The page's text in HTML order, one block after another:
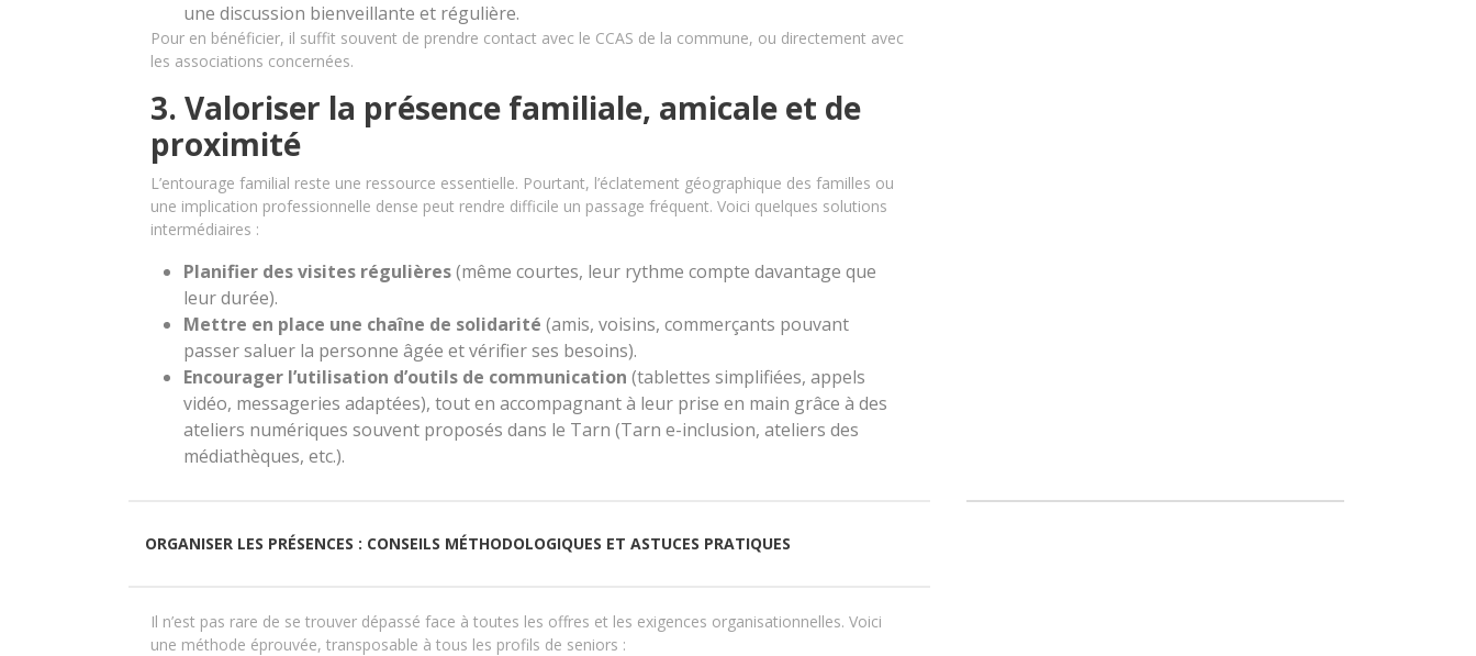
une discussion bienveillante et régulière.
Pour en bénéficier, il suffit souvent de prendre contact avec le CCAS de la commune, ou directement avec
les associations concernées.
3. Valoriser la présence familiale, amicale et de
proximité
L’entourage familial reste une ressource essentielle. Pourtant, l’éclatement géographique des familles ou
une implication professionnelle dense peut rendre difficile un passage fréquent. Voici quelques solutions
intermédiaires :
Planifier des visites régulières(même courtes, leur rythme compte davantage que
leur durée).
Mettre en place une chaîne de solidarité (amis, voisins, commerçants pouvant
passer saluer la personne âgée et vérifier ses besoins).
Encourager l’utilisation d’outils de communication (tablettes simplifiées, appels
vidéo, messageries adaptées), tout en accompagnant à leur prise en main grâce à des
ateliers numériques souvent proposés dans le Tarn (Tarn e-inclusion, ateliers des
médiathèques, etc.).
ORGANISER LES PRÉSENCES : CONSEILS MÉTHODOLOGIQUES ET ASTUCES PRATIQUES
Il n’est pas rare de se trouver dépassé face à toutes les offres et les exigences organisationnelles. Voici
une méthode éprouvée, transposable à tous les profils de seniors :